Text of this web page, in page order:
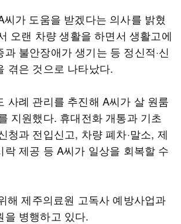
씨가 도움을 받겠다는 의사를 밝혔
오랜 차량 생활을 하면서 생활고에
불안장애가 생기는 등 정신적·신
겪은 것으로 나타났다.
사례 관리를 추진해 A씨가 살 원룸
지원했다. 휴대전화 개통과 기초
청과 전입신고, 차량 폐차·말소, 제
락 제공 등 A씨가 일상을 회복할 수
해 제주의료원 고독사 예방사업과
을 병행하고 있다.